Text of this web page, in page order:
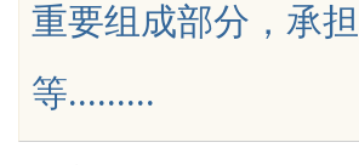
重要组成部分，承
等.........